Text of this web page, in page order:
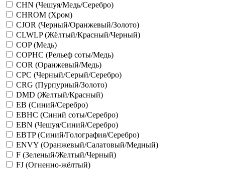
CHN (Чешуя/Медь/Серебро)
CHROM (Хром)
CJOR (Черный/Оранжевый/Золото)
CLWLP (Жёлтый/Красный/Черный)
COP (Медь)
COPHC (Рельеф соты/Медь)
COR (Оранжевый/Медь)
CPC (Черный/Серый/Серебро)
CRG (Пурпурный/Золото)
DMD (Желтый/Красный)
EB (Синий/Серебро)
EBHC (Синий соты/Серебро)
EBN (Чешуя/Синий/Серебро)
EBTP (Синий/Голография/Серебро)
ENVY (Оранжевый/Салатовый/Медный)
F (Зеленый/Желтый/Черный)
FJ (Огненно-жёлтый)